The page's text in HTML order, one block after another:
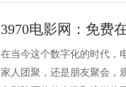
3970电影网：免费
在当今这个数字化的时代，
家人团聚，还是朋友聚会，